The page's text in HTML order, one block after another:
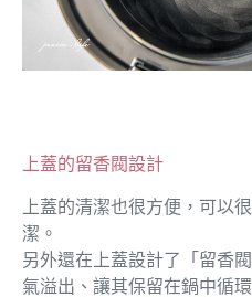
上蓋的留香閥設計
上蓋的清潔也很方便，可以
潔。
另外還在上蓋設計了「留香
氣溢出、讓其保留在鍋中循